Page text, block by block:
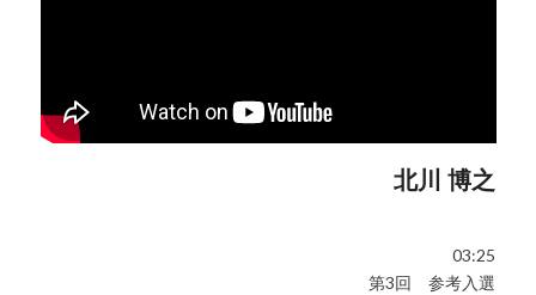
北川 博之
03:25
第3回 参考入選